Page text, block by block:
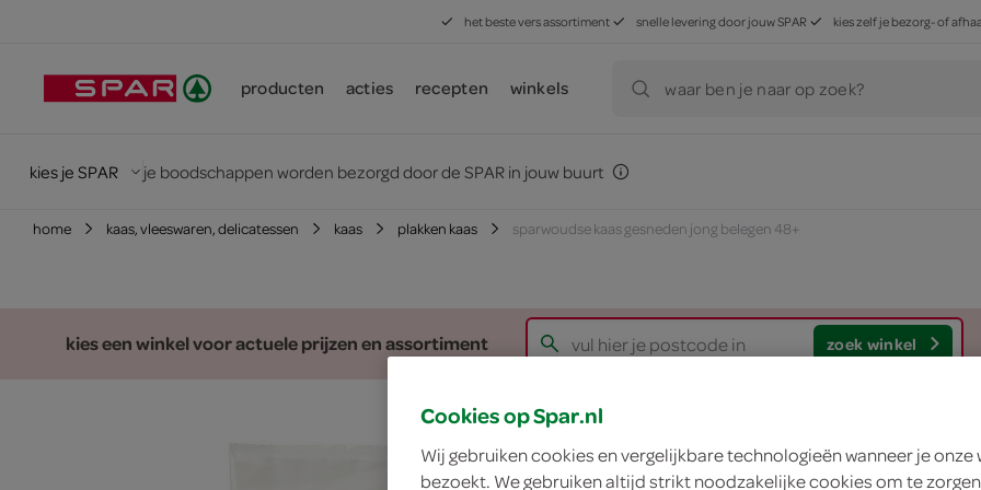
het beste vers assortiment snelle levering door jouw SPAR kies zelf je bezorg- of
producten acties recepten winkels waar ben je naar op zoek?
kies je SPAR je boodschappen worden bezorgd door de SPAR in jouw buurt
home kaas, vleeswaren, delicatessen kaas plakken kaas sparwoudse kaas gesneden jong belegen 48+
kies een winkel voor actuele prijzen en assortiment zoek winkel
Sparwoudse kaas
Cookies op Spar.nl
Wij gebruiken cookies en vergelijkbare technologieën wanneer je onze
bezoekt. We gebruiken altijd strikt noodzakelijke cookies om te